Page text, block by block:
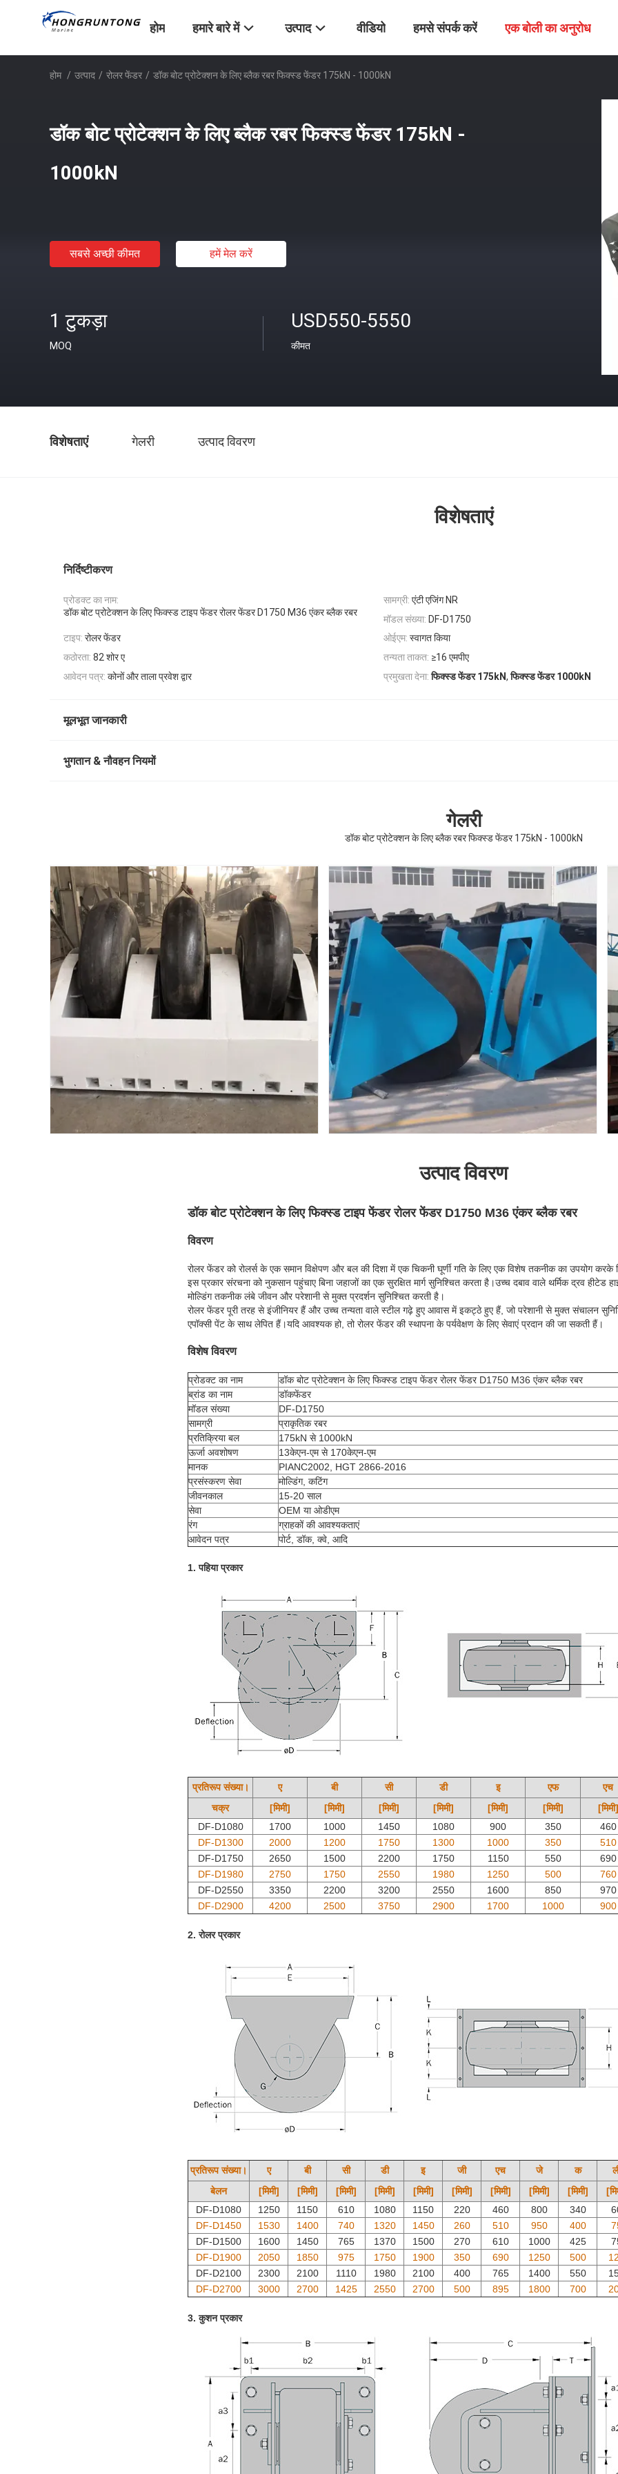
होम हमारे बारे में उत्पाद वीडियो हमसे संपर्क करें एक बोली का अनुरोध
होम / उत्पाद / रोलर फेंडर / डॉक बोट प्रोटेक्शन के लिए ब्लैक रबर फिक्स्ड फेंडर 175kN - 1000kN
डॉक बोट प्रोटेक्शन के लिए ब्लैक रबर फिक्स्ड फेंडर 175kN -
1000kN
सबसे अच्छी कीमत हमें मेल करें
1 टुकड़ा
MOQ
USD550-5550
कीमत
विशेषताएं गेलरी उत्पाद विवरण
विशेषताएं
निर्दिष्टीकरण
प्रोडक्ट का नाम:
डॉक बोट प्रोटेक्शन के लिए फिक्स्ड टाइप फेंडर रोलर फेंडर D1750 M36 एंकर ब्लैक रबर
सामग्री: एंटी एजिंग NR
मॉडल संख्या: DF-D1750
टाइप: रोलर फेंडर ओईएम: स्वागत किया
कठोरता: 82 शोर ए तन्यता ताकत: ≥16 एमपीए
आवेदन पत्र: कोनों और ताला प्रवेश द्वार प्रमुखता देना: फिक्स्ड फेंडर 175kN,फिक्स्ड फेंडर 1000kN
मूलभूत जानकारी
भुगतान & नौवहन नियमों
गेलरी
डॉक बोट प्रोटेक्शन के लिए ब्लैक रबर फिक्स्ड फेंडर 175kN - 1000kN
उत्पाद विवरण
डॉक बोट प्रोटेक्शन के लिए फिक्स्ड टाइप फेंडर रोलर फेंडर D1750 M36 एंकर ब्लैक रबर
विवरण
रोलर फेंडर को रोलर्स के एक समान विक्षेपण और बल की दिशा में एक चिकनी घूर्णी गति के लिए एक विशेष तकनीक का उपयोग करके
इस प्रकार संरचना को नुकसान पहुंचाए बिना जहाजों का एक सुरक्षित मार्ग सुनिश्चित करता है।उच्च दबाव वाले थर्मिक द्रव हीटेड
मोल्डिंग तकनीक लंबे जीवन और परेशानी से मुक्त प्रदर्शन सुनिश्चित करती है।
रोलर फेंडर पूरी तरह से इंजीनियर हैं और उच्च तन्यता वाले स्टील गढ़े हुए आवास में इकट्ठे हुए हैं, जो परेशानी से मुक्त संचालन
एपॉक्सी पेंट के साथ लेपित हैं।यदि आवश्यक हो, तो रोलर फेंडर की स्थापना के पर्यवेक्षण के लिए सेवाएं प्रदान की जा सकती हैं।
विशेष विवरण
प्रोडक्ट का नाम
डॉक बोट प्रोटेक्शन के लिए फिक्स्ड टाइप फेंडर रोलर फेंडर D1750 M36 एंकर ब्लैक रबर
ब्रांड का नाम
डॉकफेंडर
मॉडल संख्या
DF-D1750
सामग्री
प्राकृतिक रबर
प्रतिक्रिया बल
175kN से 1000kN
ऊर्जा अवशोषण
13केएन-एम से 170केएन-एम
मानक
PIANC2002, HGT 2866-2016
प्रसंस्करण सेवा
मोल्डिंग, कटिंग
जीवनकाल
15-20 साल
सेवा
OEM या ओडीएम
रंग
ग्राहकों की आवश्यकताएं
आवेदन पत्र
पोर्ट, डॉक, क्वे, आदि
1. पहिया प्रकार
प्रतिरूप संख्या। ए बी सी डी इ एफ
एच
चक्र
[मिमी] [मिमी] [मिमी] [मिमी] [मिमी] [मिमी]
[मिमी]
DF-D1080
1700 1000 1450 1080 900 350
460
DF-D1300
2000 1200 1750 1300 1000 350
510
DF-D1750
2650 1500 2200 1750 1150 550
690
DF-D1980
2750 1750 2550 1980 1250 500
760
DF-D2550
3350 2200 3200 2550 1600 850
970
DF-D2900
4200 2500 3750 2900 1700 1000 900
2. रोलर प्रकार
प्रतिरूप संख्या। ए बी सी डी इ जी एच जे क
बेलन
[मिमी] [मिमी] [मिमी] [मिमी] [मिमी] [मिमी] [मिमी] [मिमी] [मिमी]
DF-D1080
1250 1150 610 1080 1150 220 460 800 340
DF-D1450
1530 1400 740 1320 1450 260 510 950 400
DF-D1500
1600 1450 765 1370 1500 270 610 1000 425
DF-D1900
2050 1850 975 1750 1900 350 690 1250 500
DF-D2100
2300 2100 1110 1980 2100 400 765 1400 550
DF-D2700
3000 2700 1425 2550 2700 500 895 1800 700
3. कुशन प्रकार